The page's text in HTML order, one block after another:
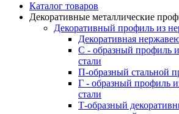
Каталог товаров
Декоративные металлические
Декоративный профиль из
Декоративная
С - образный профиль
стали
П-образный стальной
Г - образный профиль
стали
Т-образный